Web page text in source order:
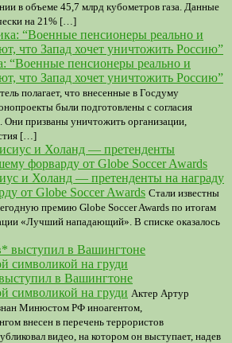
в объеме 45,7 млрд кубометров газа. Данные
на 21% […]
“Военные пенсионеры реально и
что Запад хочет уничтожить Россию”
полагает, что внесенные в Госдуму
были подготовлены с согласия
призваны уничтожить организации,
[…]
и Холанд — претенденты на награду
от Globe Soccer Awards Стали известны
премию Globe Soccer Awards по итогам
«Лучший нападающий». В списке оказалось
в Вашингтоне
символикой на груди Актер Артур
Минюстом РФ иноагентом,
внесен в перечень террористов
видео, на котором он выступает, надев